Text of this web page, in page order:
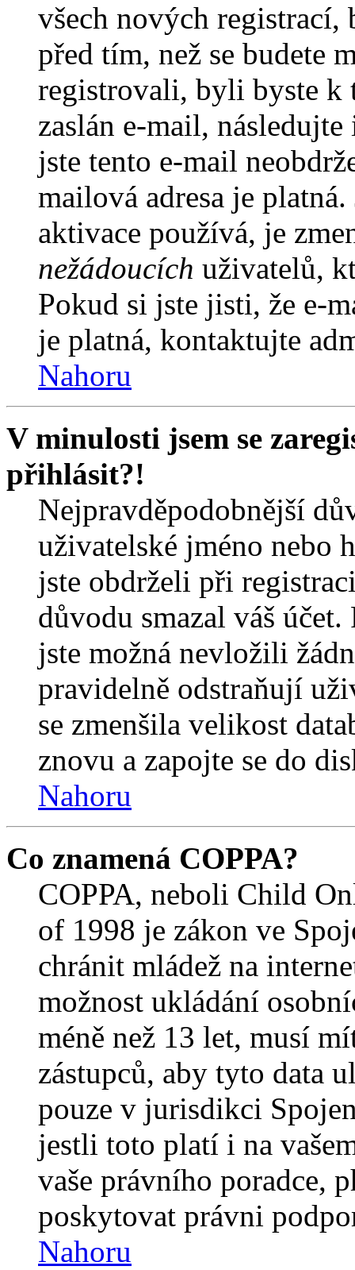
všech nových
před tím, než se budete
registrovali, byli byste k
zaslán e-mail,
jste tento e-mail
mailová adresa je
aktivace používá, je
nežádoucích uživatelů,
Pokud si jste jisti, že e-
je platná, kontaktujte
Nahoru
V minulosti jsem se
přihlásit?!
Nejpravděpodobnější
uživatelské jméno nebo
jste obdrželi při
důvodu smazal váš
jste možná nevložili
pravidelně odstraňují
se zmenšila velikost
znovu a zapojte se do
Nahoru
Co znamená COPPA?
COPPA, neboli Child
of 1998 je zákon ve
chránit mládež na
možnost ukládání
méně než 13 let, musí
zástupců, aby tyto data
pouze v jurisdikci
jestli toto platí i na
vaše právního poradce,
poskytovat právni
Nahoru